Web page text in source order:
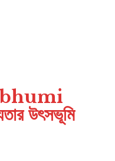
উৎসভূমি